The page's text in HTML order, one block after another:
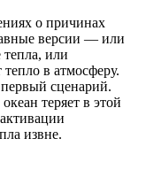
о причинах
версии — или
тепла, или
тепло в атмосферу.
сценарий.
теряет в этой
извне.